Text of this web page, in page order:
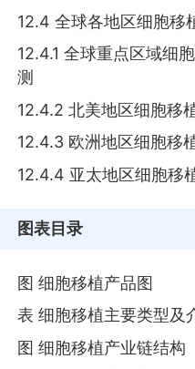
12.4 全球各地区细胞移
12.4.1 全球重点区域细
测
12.4.2 北美地区细胞移
12.4.3 欧洲地区细胞移
12.4.4 亚太地区细胞移
图表目录
图 细胞移植产品图
表 细胞移植主要类型及
图 细胞移植产业链结构